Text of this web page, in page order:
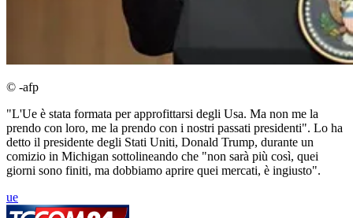
© -afp
"L'Ue è stata formata per approfittarsi degli Usa. Ma non me la
prendo con loro, me la prendo con i nostri passati presidenti". Lo ha
detto il presidente degli Stati Uniti, Donald Trump, durante un
comizio in Michigan sottolineando che "non sarà più così, quei
giorni sono finiti, ma dobbiamo aprire quei mercati, è ingiusto".
ue